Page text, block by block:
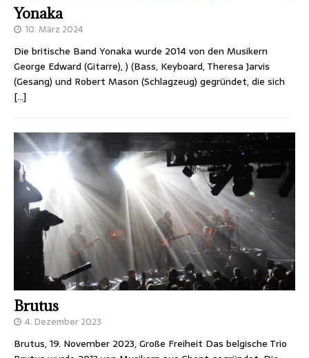
Yonaka
10. März 2024
Die britische Band Yonaka wurde 2014 von den Musikern
George Edward (Gitarre), ) (Bass, Keyboard, Theresa Jarvis
(Gesang) und Robert Mason (Schlagzeug) gegründet, die sich
[…]
Brutus
4. Dezember 2023
Brutus, 19. November 2023, Große Freiheit Das belgische Trio